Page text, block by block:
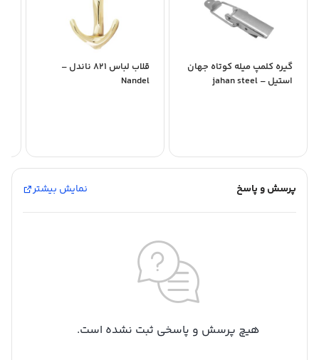
گیره کلمپ میله کوتاه جهان
استیل – jahan steel
قلاب لباس 821 ناندل –
Nandel
پرسش و پاسخ نمایش بیشتر
هیچ پرسش و پاسخی ثبت نشده است.